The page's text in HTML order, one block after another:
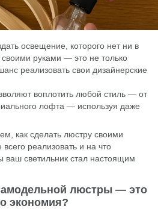
освещение, которого нет ни в
руками — это не только
реализовать свои дизайнерские
воплотить любой стиль — от
лофта — используя даже
как сделать люстру своими
реализовать и на что
ваш светильник стал настоящим
люстры — это
экономия?